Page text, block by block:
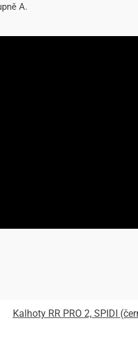
A.
Kalhoty RR PRO 2, SPIDI